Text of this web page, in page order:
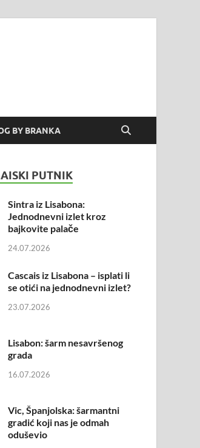
BY BRANKA
PUTNIK
Sintra iz Lisabona:
Jednodnevni izlet kroz
bajkovite palače
24.07.2026
Cascais iz Lisabona – isplati li
se otići na jednodnevni izlet?
23.07.2026
Lisabon: šarm nesavršenog
grada
16.07.2026
Vic, Španjolska: šarmantni
gradić koji nas je odmah
oduševio